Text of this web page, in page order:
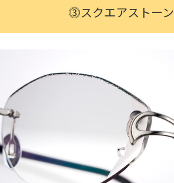
⓷スクエアストーン